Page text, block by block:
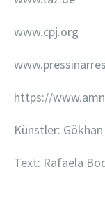
www.cpj.org
https://
Künstler:
Text: Rafaela